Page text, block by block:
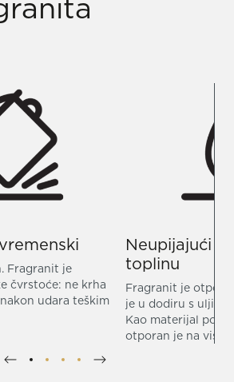
Fragranit je
čvrstoće: ne krha
udara teškim
Neupijajući i
toplinu
Fragranit je
je u dodiru s
Kao materijal
otporan je na